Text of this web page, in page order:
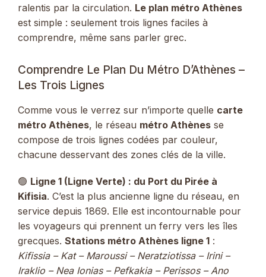
ralentis par la circulation. Le plan métro Athènes
est simple : seulement trois lignes faciles à
comprendre, même sans parler grec.
Comprendre Le Plan Du Métro D’Athènes –
Les Trois Lignes
Comme vous le verrez sur n’importe quelle carte
métro Athènes, le réseau métro Athènes se
compose de trois lignes codées par couleur,
chacune desservant des zones clés de la ville.
🟢 Ligne 1 (Ligne Verte) : du Port du Pirée à
Kifisia. C’est la plus ancienne ligne du réseau, en
service depuis 1869. Elle est incontournable pour
les voyageurs qui prennent un ferry vers les îles
grecques. Stations métro Athènes ligne 1 :
Kifissia – Kat – Maroussi – Neratziotissa – Irini –
Iraklio – Nea Ionias – Pefkakia – Perissos – Ano